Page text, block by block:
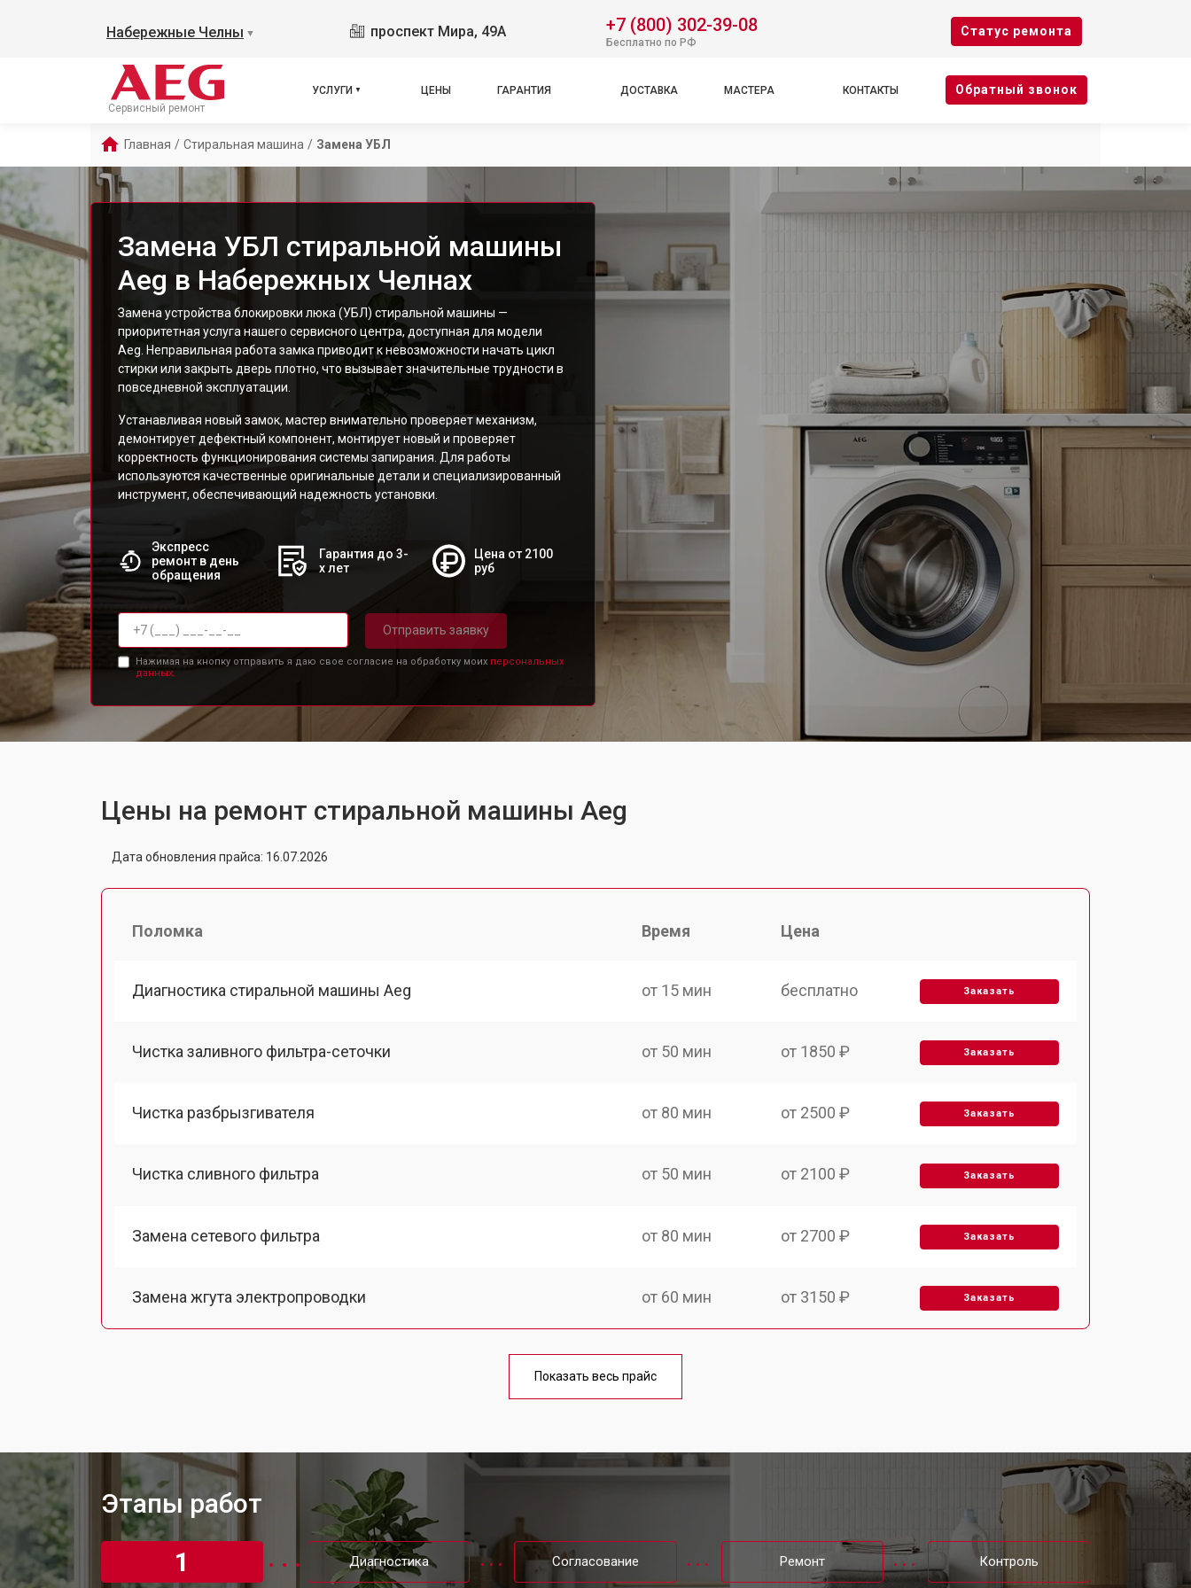
Набережные Челны ▼ проспект Мира, 49А +7 (800) 302-39-08
Бесплатно по РФ
Cтатус ремонта
Сервисный ремонт
УСЛУГИ ЦЕНЫ ГАРАНТИЯ ДОСТАВКА МАСТЕРА КОНТАКТЫ Oбратный звонок
Главная / Стиральная машина / Замена УБЛ
Замена УБЛ стиральной машины
Aeg в Набережных Челнах
Замена устройства блокировки люка (УБЛ) стиральной машины —
приоритетная услуга нашего сервисного центра, доступная для модели
Aeg. Неправильная работа замка приводит к невозможности начать цикл
стирки или закрыть дверь плотно, что вызывает значительные трудности в
повседневной эксплуатации.
Устанавливая новый замок, мастер внимательно проверяет механизм,
демонтирует дефектный компонент, монтирует новый и проверяет
корректность функционирования системы запирания. Для работы
используются качественные оригинальные детали и специализированный
инструмент, обеспечивающий надежность установки.
Экспресс
ремонт в день
обращения
Гарантия до 3-
х лет
Цена от 2100
руб
Отправить заявку
Нажимая на кнопку отправить я даю свое согласие на обработку моих персональных
данных.
Цены на ремонт стиральной машины Aeg
Дата обновления прайса: 16.07.2026
Поломка Время Цена
Диагностика стиральной машины Aeg от 15 мин бесплатно Заказать
Чистка заливного фильтра-сеточки от 50 мин от 1850 ₽ Заказать
Чистка разбрызгивателя от 80 мин от 2500 ₽ Заказать
Чистка сливного фильтра от 50 мин от 2100 ₽ Заказать
Замена сетевого фильтра от 80 мин от 2700 ₽ Заказать
Замена жгута электропроводки от 60 мин от 3150 ₽ Заказать
от 100 мин
Замена верхнего противовеса от 120 мин
Замена пружин стиральной машины Aeg от 80 мин от 4750 ₽ Заказать
Показать весь прайс
Этапы работ
1
Диагностика Согласование Ремонт Контроль